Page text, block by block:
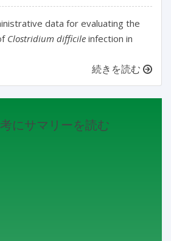
data for evaluating the
Clostridium difficile infection in
続きを読む
にサマリーを読む